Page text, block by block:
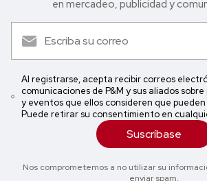
en mercadeo, publicidad y
Al registrarse, acepta recibir correos
comunicaciones de P&M y sus aliados
y eventos que ellos consideren que
Puede retirar su consentimiento en
Suscríbase
Nos comprometemos a no utilizar su
enviar spam.